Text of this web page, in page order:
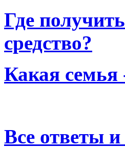
Где
средство?
Какая семья
Все ответы